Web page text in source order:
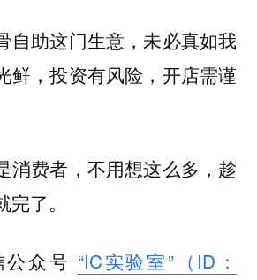
自助这门生意，未必真如我
鲜，投资有风险，开店需谨
消费者，不用想这么多，趁
了。
众号 “IC实验室”（ID：